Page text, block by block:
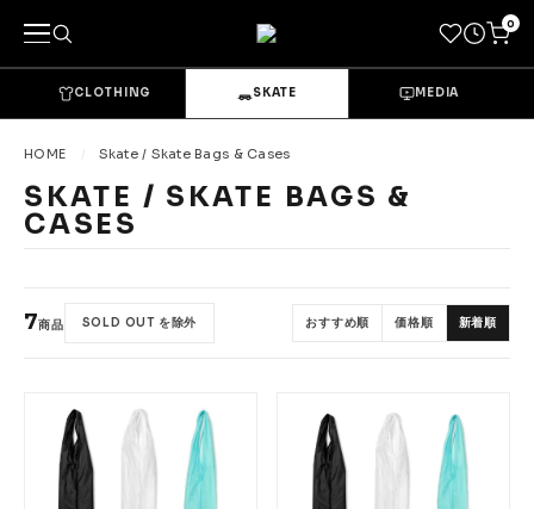
0
カテゴリーから探す
Tops Bottoms
Headwear Bags & Pouches
Gloves Shoes
CLOTHING SKATE MEDIA
HOME Skate / Skate Bags & Cases
SKATE / SKATE BAGS &
CASES
7商品 SOLD OUT を除外 おすすめ順 価格順 新着順